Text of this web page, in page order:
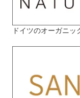
ドイツのオーガニッ